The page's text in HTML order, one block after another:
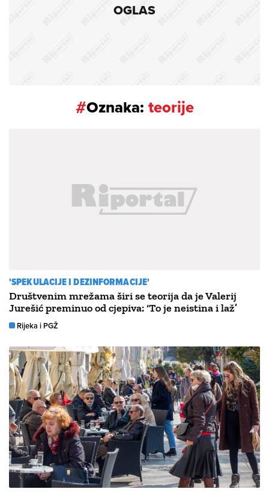
OGLAS
#Oznaka: teorije
'SPEKULACIJE I DEZINFORMACIJE'
Društvenim mrežama širi se teorija da je Valerij
Jurešić preminuo od cjepiva: ‘To je neistina i laž’
Rijeka i PGŽ